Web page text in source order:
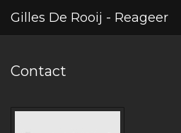
Gilles De Rooij - Reageer
Contact